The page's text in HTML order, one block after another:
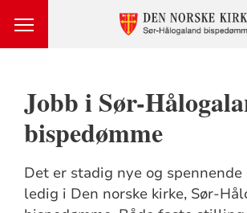
Jobb i Sør-
bispedømme
Det er stadig nye og
ledig i Den norske kirke, Sør-